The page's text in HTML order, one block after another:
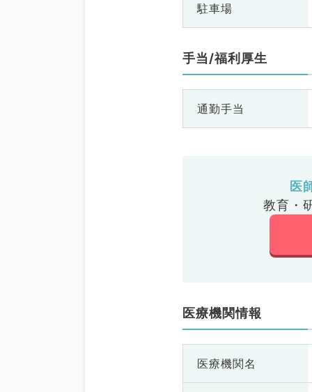
駐車場
手当/福利厚生
通勤手当
医
教育・
医療機関情報
医療機関名